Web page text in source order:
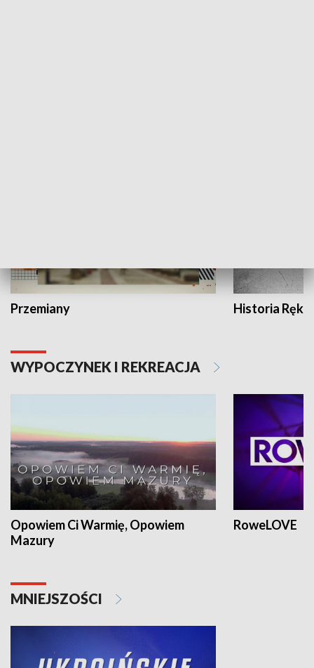
Przemiany Historia Ręką
WYPOCZYNEK I REKREACJA
Opowiem Ci Warmię, Opowiem
Mazury
RoweLOVE
MNIEJSZOŚCI